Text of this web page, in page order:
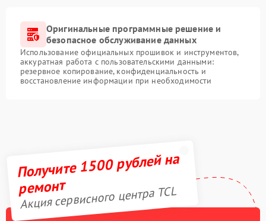
Оригинальные программные решение и
безопасное обслуживание данных
Использование официальных прошивок и инструментов,
аккуратная работа с пользовательскими данными:
резервное копирование, конфиденциальность и
восстановление информации при необходимости
Получите 1500 рублей на
ремонт
Акция сервисного центра TCL